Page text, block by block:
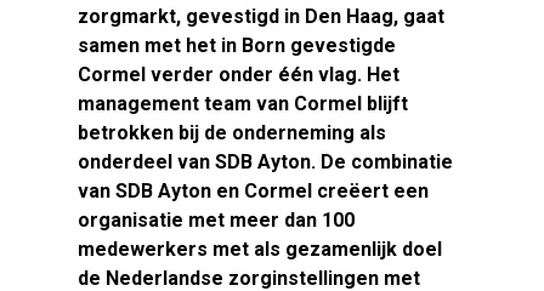
zorgmarkt, gevestigd in Den Haag, gaat
samen met het in Born gevestigde
Cormel verder onder één vlag. Het
management team van Cormel blijft
betrokken bij de onderneming als
onderdeel van SDB Ayton. De combinatie
van SDB Ayton en Cormel creëert een
organisatie met meer dan 100
medewerkers met als gezamenlijk doel
de Nederlandse zorginstellingen met